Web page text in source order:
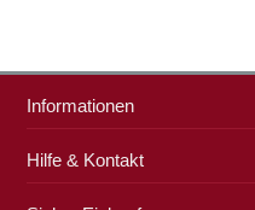
Informationen
Hilfe & Kontakt